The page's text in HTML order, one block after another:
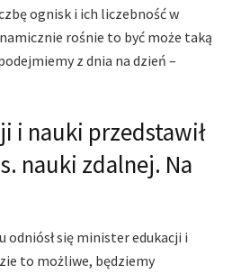
ognisk i ich liczebność w
rośnie to być może taką
z dnia na dzień –
i nauki przedstawił
nauki zdalnej. Na
odniósł się minister edukacji i
to możliwe, będziemy